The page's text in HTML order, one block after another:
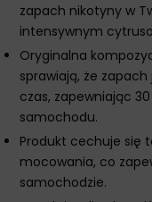
zapach nikotyny w
intensywnym
Oryginalna
sprawiają, że zapach
czas, zapewniając
samochodu.
Produkt cechuje się
mocowania, co
samochodzie.